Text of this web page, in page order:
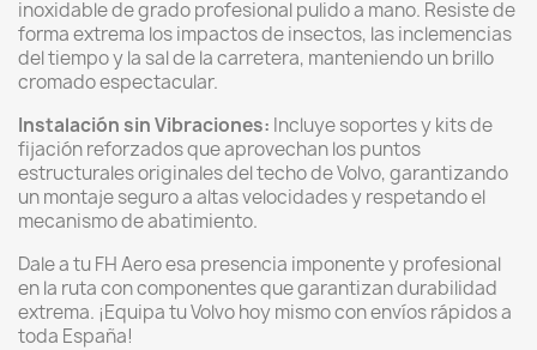
inoxidable de grado profesional pulido a mano. Resiste de
forma extrema los impactos de insectos, las inclemencias
del tiempo y la sal de la carretera, manteniendo un brillo
cromado espectacular.
Instalación sin Vibraciones: Incluye soportes y kits de
fijación reforzados que aprovechan los puntos
estructurales originales del techo de Volvo, garantizando
un montaje seguro a altas velocidades y respetando el
mecanismo de abatimiento.
Dale a tu FH Aero esa presencia imponente y profesional
en la ruta con componentes que garantizan durabilidad
extrema. ¡Equipa tu Volvo hoy mismo con envíos rápidos a
toda España!